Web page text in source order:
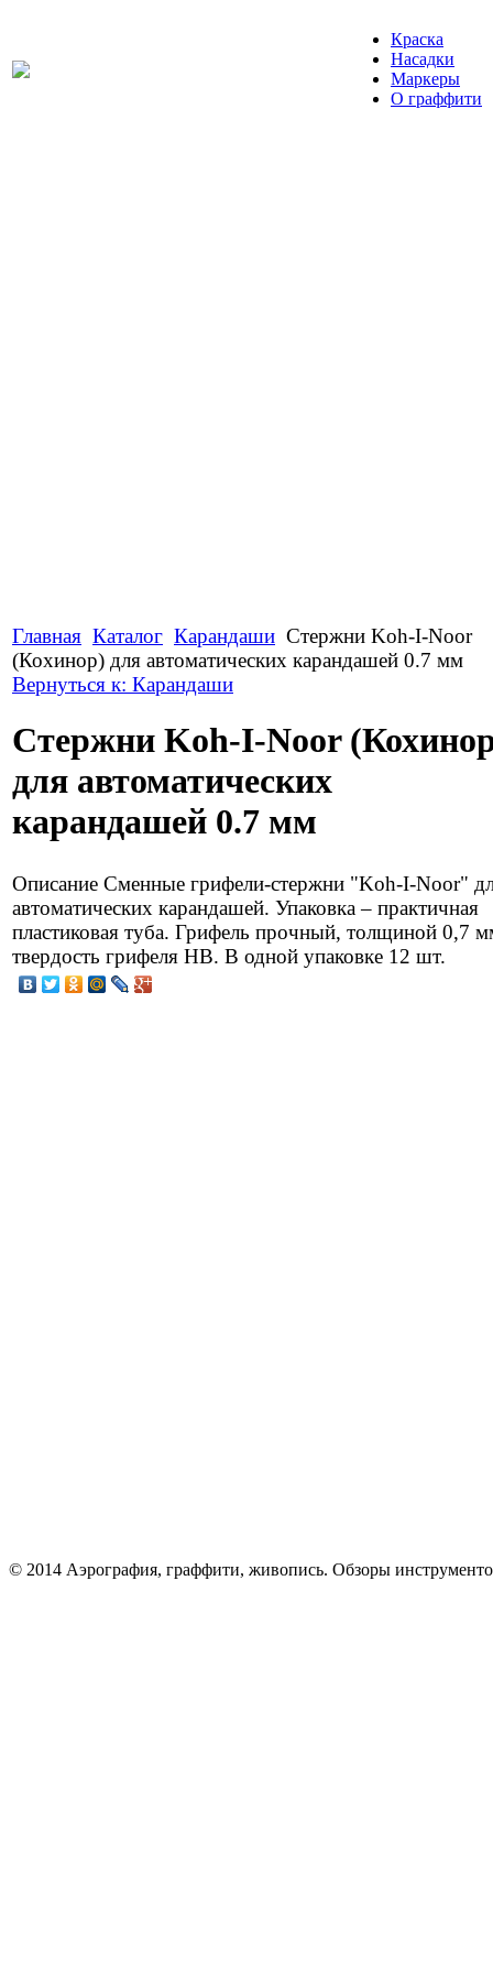
Краска
Насадки
Маркеры
О граффити
Главная Каталог Карандаши Стержни Koh-I-Noor
(Кохинор) для автоматических карандашей 0.7 мм
Вернуться к: Карандаши
Стержни Koh-I-Noor
для автоматических
карандашей 0.7 мм
Описание Сменные грифели-стержни "Koh-I-Noor"
автоматических карандашей. Упаковка – практичная
пластиковая туба. Грифель прочный, толщиной 0,7
твердость грифеля НВ. В одной упаковке 12 шт.
© 2014 Аэрография, граффити, живопись. Обзоры